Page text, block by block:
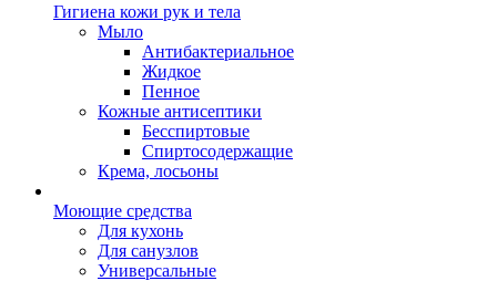
Гигиена кожи рук и тела
Мыло
Антибактериальное
Жидкое
Пенное
Кожные антисептики
Бесспиртовые
Cпиртосодержащие
Крема, лосьоны
Моющие средства
Для кухонь
Для санузлов
Универсальные